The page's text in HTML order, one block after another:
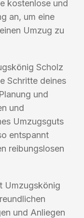
kostenlose und
an, um eine
Umzug zu
Scholz
Schritte deines
und
und
Umzugsguts
entspannt
reibungslosen
Umzugskönig
und Anliegen